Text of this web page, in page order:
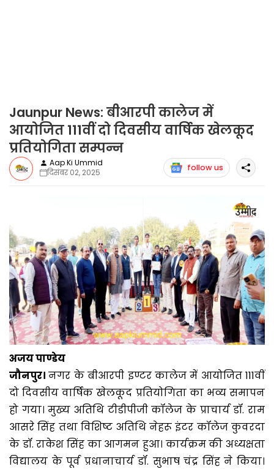
Jaunpur News: बीआरपी कालेज में
आयोजित 111वीं दो दिवसीय वार्षिक खेलकूद
प्रतियोगिता सम्पन्न
Aap Ki Ummid
दिसंबर 02, 2025
follow us
अजय पाण्डेय
जौनपुर।नगर के बीआरपी इण्टर कालेज में आयोजित 111वीं
दो दिवसीय वार्षिक खेलकूद प्रतियोगिता का भव्य समापन
हो गया। मुख्य अतिथि टीडीपीजी कॉलेज के प्राचार्य डॉ. राम
आसरे सिंह तथा विशिष्ट अतिथि नेहरू इंटर कॉलेज कुवरदा
के डॉ. राकेश सिंह का आगमन हुआ। कार्यक्रम की अध्यक्षता
विद्यालय के पूर्व प्रधानाचार्य डॉ. सुभाष चंद्र सिंह ने किया।